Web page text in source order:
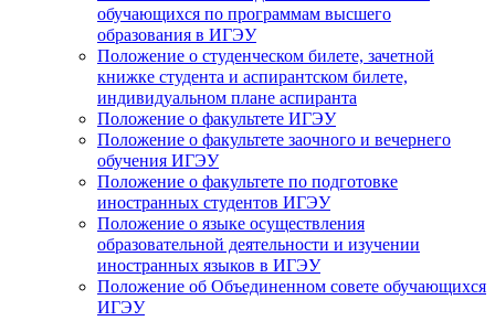
обучающихся по программам высшего
образования в ИГЭУ
Положение о студенческом билете, зачетной
книжке студента и аспирантском билете,
индивидуальном плане аспиранта
Положение о факультете ИГЭУ
Положение о факультете заочного и вечернего
обучения ИГЭУ
Положение о факультете по подготовке
иностранных студентов ИГЭУ
Положение о языке осуществления
образовательной деятельности и изучении
иностранных языков в ИГЭУ
Положение об Объединенном совете обучающихся
ИГЭУ